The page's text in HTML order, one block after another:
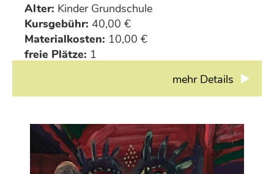
Alter: Kinder Grundschule
Kursgebühr: 40,00 €
Materialkosten: 10,00 €
freie Plätze: 1
mehr Details